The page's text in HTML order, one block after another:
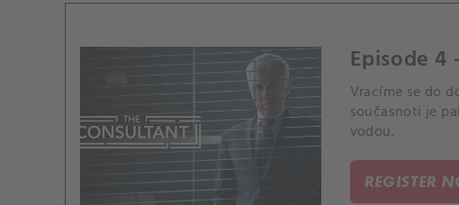
Episode 4
Vracíme se do
současnoti je
vodou.
REGISTER